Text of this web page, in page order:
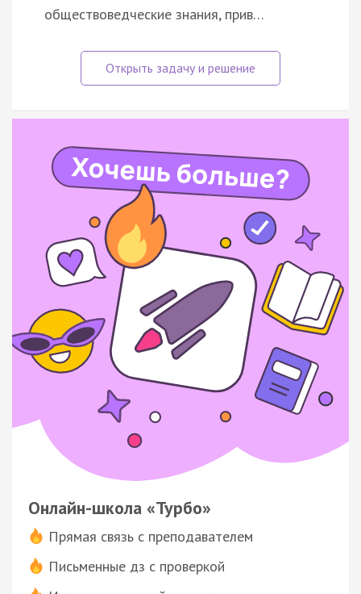
обществоведческие знания, прив…
Онлайн-школа «Турбо»
Прямая связь с преподавателем
Письменные дз с проверкой